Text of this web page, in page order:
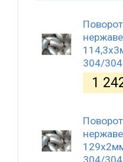
304/
1
304/